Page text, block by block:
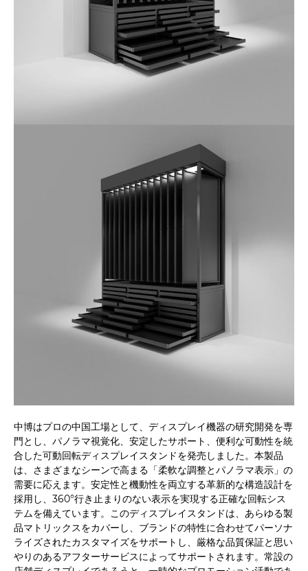
中博はプロの中国工場として、ディスプレイ機器の研究開発を専
門とし、パノラマ視覚化、安定したサポート、便利な可動性を統
合した可動回転ディスプレイスタンドを発売しました。本製品
は、さまざまなシーンで高まる「柔軟な調整とパノラマ表示」の
需要に応えます。安定性と機動性を両立する革新的な構造設計を
採用し、360°行き止まりのない表示を実現する正確な回転シス
テムを備えています。このディスプレイスタンドは、あらゆる製
品マトリックスをカバーし、ブランドの特性に合わせてパーソナ
ライズされたカスタマイズをサポートし、厳格な品質保証と思い
やりのあるアフターサービスによってサポートされます。常設の